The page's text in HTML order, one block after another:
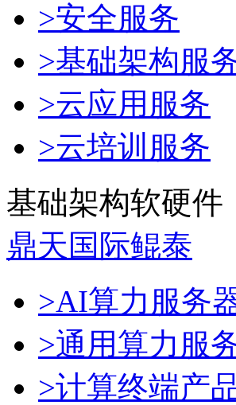
>安全服务
>基础架构服
>云应用服务
>云培训服务
基础架构软硬件
鼎天国际鲲泰
>AI算力服务
>通用算力服
>计算终端产